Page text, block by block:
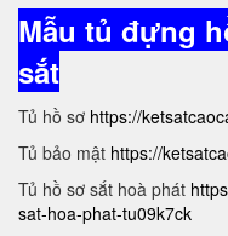
Mẫu tủ đựng
sắt
Tủ hồ sơ https://
Tủ bảo mật https://
Tủ hồ sơ sắt hoà phát
sat-hoa-phat-tu09k7ck